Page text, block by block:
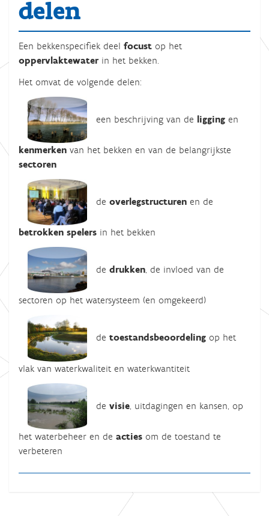
delen
Een bekkenspecifiek deel focust op het
oppervlaktewaterin het bekken.
Het omvat de volgende delen:
een beschrijving van de ligging en
kenmerken van het bekken en van de belangrijkste
sectoren
de overlegstructuren en de
betrokken spelers in het bekken
de drukken, de invloed van de
sectoren op het watersysteem (en omgekeerd)
de toestandsbeoordeling op het
vlak van waterkwaliteit en waterkwantiteit
de visie , uitdagingen en kansen, op
het waterbeheer en de acties om de toestand te
verbeteren